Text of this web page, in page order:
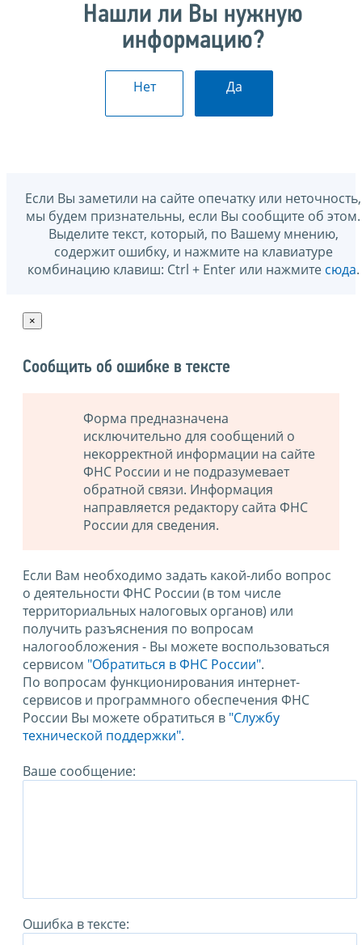
Нашли ли Вы нужную
информацию?
Нет Да
Если Вы заметили на сайте опечатку или неточность,
мы будем признательны, если Вы сообщите об этом.
Выделите текст, который, по Вашему мнению,
содержит ошибку, и нажмите на клавиатуре
комбинацию клавиш: Ctrl + Enter или нажмите сюда.
×
Сообщить об ошибке в тексте
Форма предназначена
исключительно для сообщений о
некорректной информации на сайте
ФНС России и не подразумевает
обратной связи. Информация
направляется редактору сайта ФНС
России для сведения.
Если Вам необходимо задать какой-либо вопрос
о деятельности ФНС России (в том числе
территориальных налоговых органов) или
получить разъяснения по вопросам
налогообложения - Вы можете воспользоваться
сервисом "Обратиться в ФНС России".
По вопросам функционирования интернет-
сервисов и программного обеспечения ФНС
России Вы можете обратиться в "Службу
технической поддержки".
Ваше сообщение:
Ошибка в тексте: